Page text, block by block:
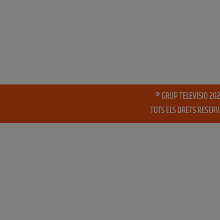
® GRUP TELEVISIO
TOTS ELS DRETS